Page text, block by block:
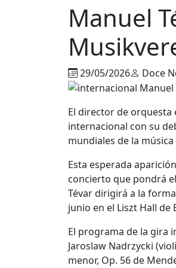
Manuel
29/05/2026 Doce
El director de
internacional con su
mundiales de la
Esta esperada
concierto que pondrá
Tévar dirigirá a la
junio en el Liszt Hall de
El programa de la gira
Jaroslaw Nadrzycki
menor, Op. 56 de